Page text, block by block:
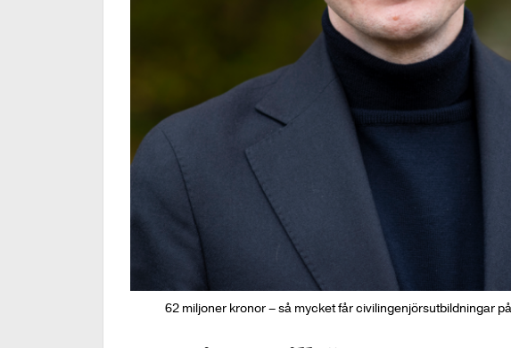
62 miljoner kronor – så mycket får civilingenjörsutbildningar